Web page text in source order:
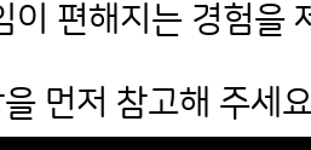
이 편해지는 경험을
먼저 참고해 주세